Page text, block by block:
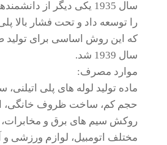
را توسعه داد و تحت فشار بالا
سال 1939 شد.
موارد مصرف:
ماده تولید لوله های پلی
حجم کم، ساخت ظروف خانگی،
روکش سیم های برق و مخابرات،
مختلف اتومبیل، لوازم ورزشی و